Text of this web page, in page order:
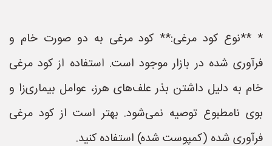
* **نوع کود مرغی:** کود مرغی به دو صورت خام و
فرآوری شده در بازار موجود است. استفاده از کود مرغی
خام به دلیل داشتن بذر علف‌های هرز، عوامل بیماری‌زا و
بوی نامطبوع توصیه نمی‌شود. بهتر است از کود مرغی
فرآوری شده (کمپوست شده) استفاده کنید.